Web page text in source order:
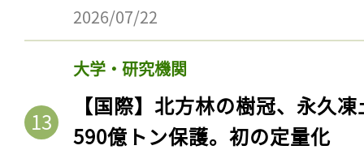
2026/07/22
大学・研究機関
【国際】北方林の樹冠、永久
590億トン保護。初の定量化